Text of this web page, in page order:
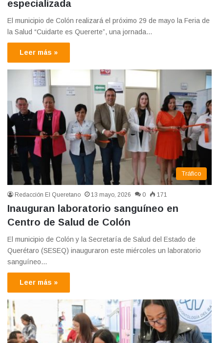
especializada
El municipio de Colón realizará el próximo 29 de mayo la Feria de
la Salud “Cuidarte es Quererte”, una jornada…
Leer más »
Tráfico
Redacción El Queretano 13 mayo, 2026 0 171
Inauguran laboratorio sanguíneo en
Centro de Salud de Colón
El municipio de Colón y la Secretaría de Salud del Estado de
Querétaro (SESEQ) inauguraron este miércoles un laboratorio
sanguíneo…
Leer más »